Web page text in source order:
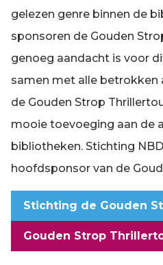
gelezen genre binnen de
sponsoren de Gouden
genoeg aandacht is voor
samen met alle betrokken
de Gouden Strop
mooie toevoeging aan de
bibliotheken. Stichting
hoofdsponsor van de
Stichting de Gouden
Gouden Strop